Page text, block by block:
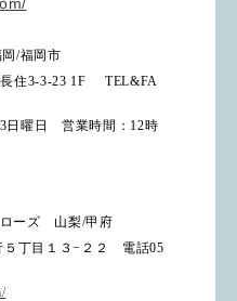
/福岡市
住3-3-23 1F
TEL&FA
3日曜日 営業時間： 12時
ーズ 山梨/甲府
５丁目１３− ２２ 電話05